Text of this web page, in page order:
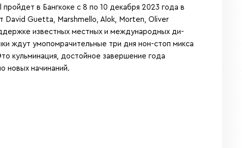
в Бангкоке с 8 по 10 декабря 2023 года в
David Guetta, Marshmello, Alok, Morten, Oliver
известных местных и международных ди-
ждут умопомрачительные три дня нон-стоп микса
кульминация, достойное завершение года
новых начинаний.